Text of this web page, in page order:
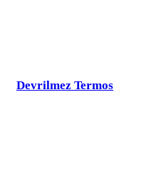
Devrilmez Termos